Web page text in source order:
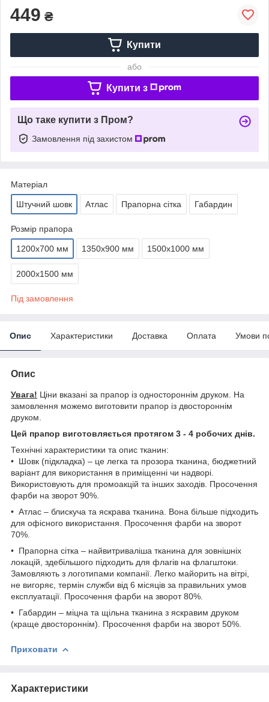
449 ₴
Купити
або
Купити з
Що таке купити з Пром?
Замовлення під захистом
Матеріал
Штучний шовк Атлас Прапорна сітка Габардин
Розмір прапора
1200х700 мм 1350х900 мм 1500х1000 мм
2000х1500 мм
Під замовлення
Опис Характеристики Доставка Оплата Умови
Опис
Увага! Ціни вказані за прапор із одностороннім друком. На
замовлення можемо виготовити прапор із двостороннім
друком.
Цей прапор виготовляється протягом 3 - 4 робочих днів.
Технічні характеристики та опис тканин:
• Шовк (підкладка) – це легка та прозора тканина, бюджетний
варіант для використання в приміщенні чи надворі.
Використовують для промоакцій та інших заходів. Просочення
фарби на зворот 90%.
• Атлас – блискуча та яскрава тканина. Вона більше підходить
для офісного використання. Просочення фарби на зворот
70%.
• Прапорна сітка – найвитриваліша тканина для зовнішніх
локацій, здебільшого підходить для флагів на флагштоки.
Замовляють з логотипами компанії. Легко майорить на вітрі,
не вигоряє, термін служби від 6 місяців за правильних умов
експлуатації. Просочення фарби на зворот 80%.
• Габардин – міцна та щільна тканина з яскравим друком
(краще двостороннім). Просочення фарби на зворот 50%.
Приховати
Характеристики